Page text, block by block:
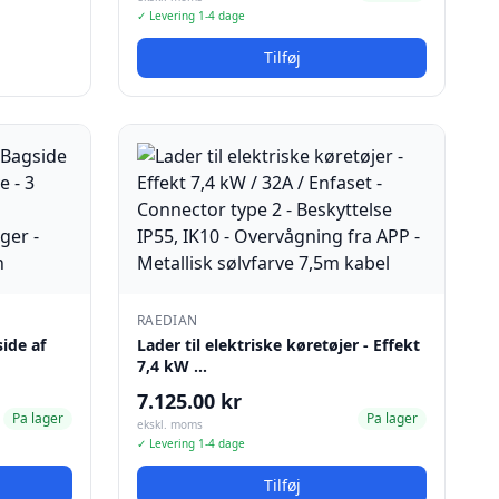
✓ Levering 1-4 dage
Tilføj
af
Pa lager
RAEDIAN
Lader til elektriske køretøjer - Effekt
7,4 kW …
7.125.00 kr
ekskl. moms
✓ Levering 1-4 dage
Pa lager
Tilføj